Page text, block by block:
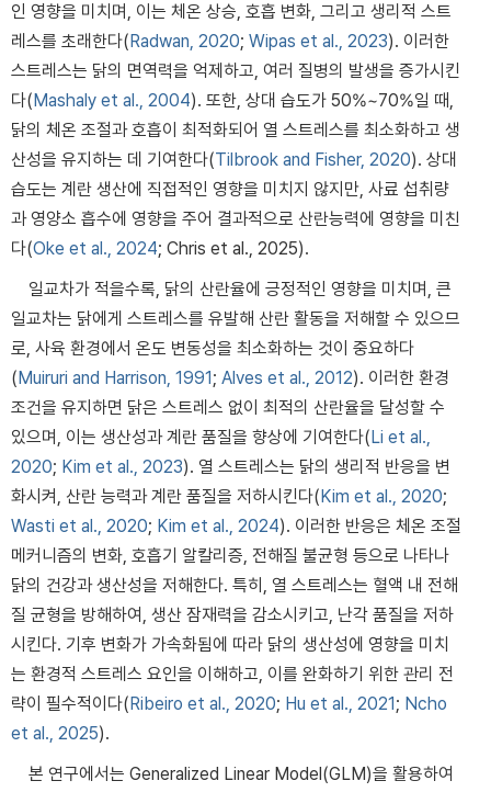
인 영향을 미치며, 이는 체온 상승, 호흡 변화, 그리고 생리적 스트
레스를 초래한다(Radwan, 2020; Wipas et al., 2023). 이러한
스트레스는 닭의 면역력을 억제하고, 여러 질병의 발생을 증가시킨
다(Mashaly et al., 2004). 또한, 상대 습도가 50%~70%일 때,
닭의 체온 조절과 호흡이 최적화되어 열 스트레스를 최소화하고 생
산성을 유지하는 데 기여한다(Tilbrook and Fisher, 2020). 상대
습도는 계란 생산에 직접적인 영향을 미치지 않지만, 사료 섭취량
과 영양소 흡수에 영향을 주어 결과적으로 산란능력에 영향을 미친
다(Oke et al., 2024; Chris et al., 2025).
일교차가 적을수록, 닭의 산란율에 긍정적인 영향을 미치며, 큰
일교차는 닭에게 스트레스를 유발해 산란 활동을 저해할 수 있으므
로, 사육 환경에서 온도 변동성을 최소화하는 것이 중요하다
(Muiruri and Harrison, 1991; Alves et al., 2012). 이러한 환경
조건을 유지하면 닭은 스트레스 없이 최적의 산란율을 달성할 수
있으며, 이는 생산성과 계란 품질을 향상에 기여한다(Li et al.,
2020; Kim et al., 2023). 열 스트레스는 닭의 생리적 반응을 변
화시켜, 산란 능력과 계란 품질을 저하시킨다(Kim et al., 2020;
Wasti et al., 2020; Kim et al., 2024). 이러한 반응은 체온 조절
메커니즘의 변화, 호흡기 알칼리증, 전해질 불균형 등으로 나타나
닭의 건강과 생산성을 저해한다. 특히, 열 스트레스는 혈액 내 전해
질 균형을 방해하여, 생산 잠재력을 감소시키고, 난각 품질을 저하
시킨다. 기후 변화가 가속화됨에 따라 닭의 생산성에 영향을 미치
는 환경적 스트레스 요인을 이해하고, 이를 완화하기 위한 관리 전
략이 필수적이다(Ribeiro et al., 2020; Hu et al., 2021; Ncho
et al., 2025).
본 연구에서는 Generalized Linear Model(GLM)을 활용하여